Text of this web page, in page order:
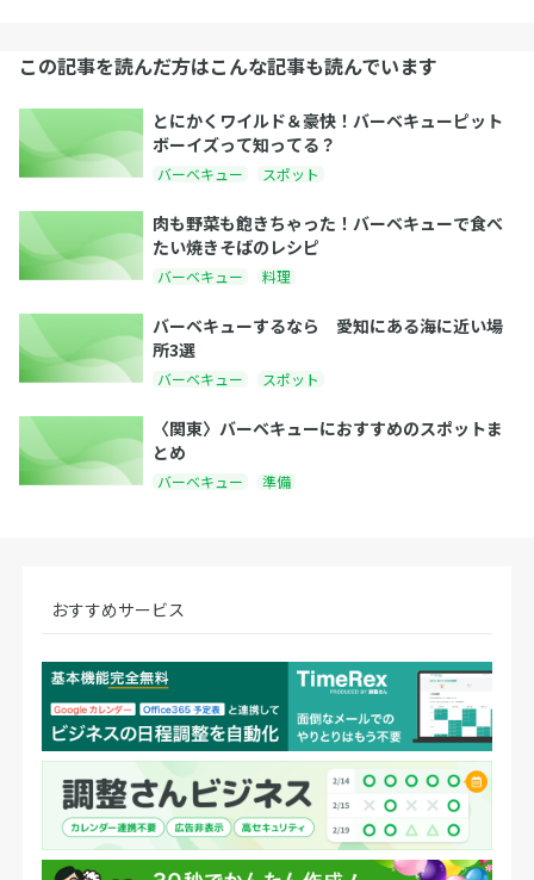
この記事を読んだ方はこんな記事も読んでいます
とにかくワイルド＆豪快！バーベキューピット
ボーイズって知ってる？
バーベキュー スポット
肉も野菜も飽きちゃった！バーベキューで食べ
たい焼きそばのレシピ
バーベキュー 料理
バーベキューするなら 愛知にある海に近い場
所3選
バーベキュー スポット
〈関東〉バーベキューにおすすめのスポットま
とめ
バーベキュー 準備
おすすめサービス